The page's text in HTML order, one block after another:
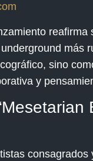
reafirma
más
sino
y
consagrados